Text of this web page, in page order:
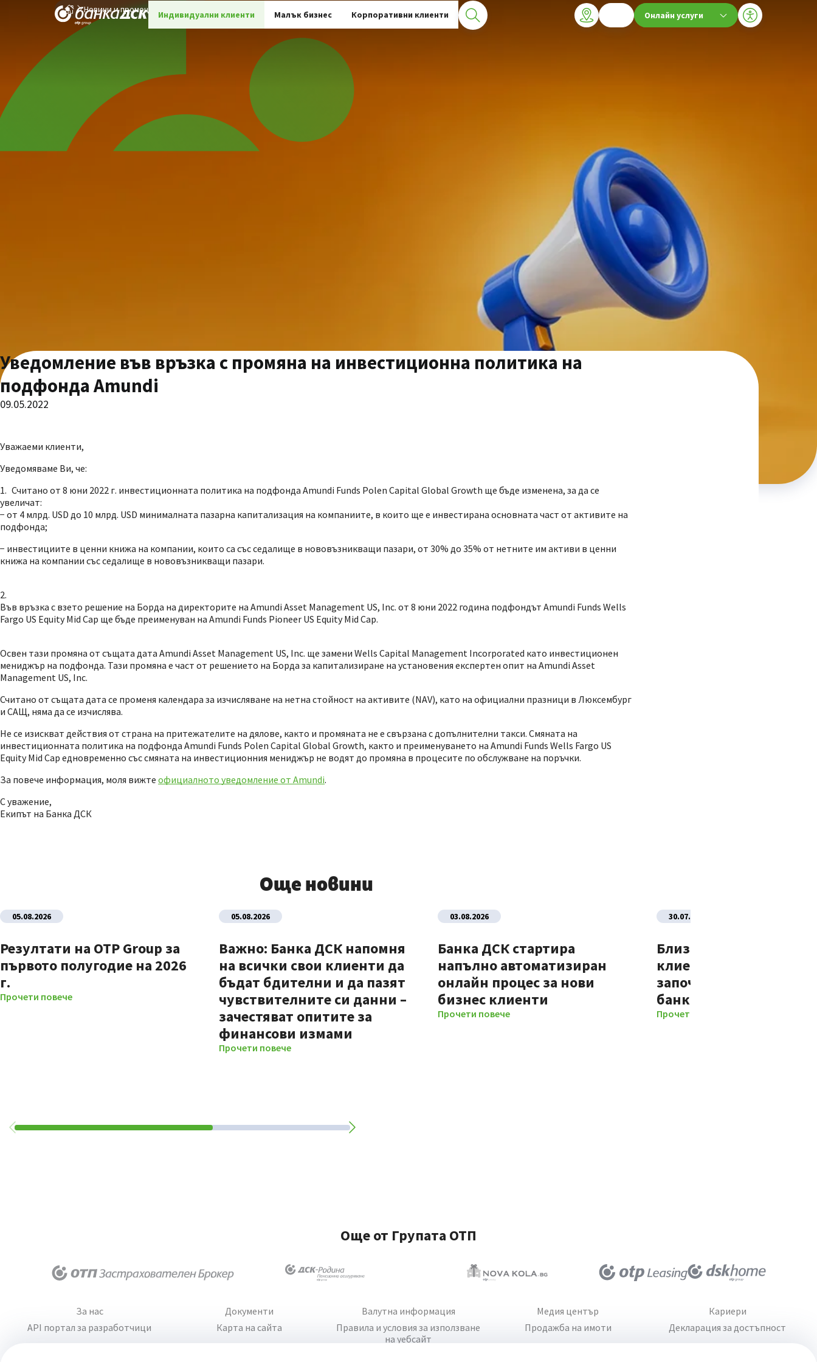
Индивидуални клиенти Малък бизнес Корпоративни клиенти Онлайн услуги
Новини и промоции
Уведомление във връзка с промяна на инвестиционна политика на
подфонда Amundi
09.05.2022
Уважаеми клиенти,
Уведомяваме Ви, че:
Считано от 8 юни 2022 г. инвестиционната политика на подфонда Amundi Funds Polen Capital Global Growth ще бъде изменена, за да се
увеличат:
− от 4 млрд. USD до 10 млрд. USD минималната пазарна капитализация на компаниите, в които ще е инвестирана основната част от активите на
подфонда;
− инвестициите в ценни книжа на компании, които са със седалище в нововъзникващи пазари, от 30% до 35% от нетните им активи в ценни
книжа на компании със седалище в нововъзникващи пазари.
Във връзка с взето решение на Борда на директорите на Amundi Asset Management US, Inc. от 8 юни 2022 година подфондът Amundi Funds Wells
Fargo US Equity Mid Cap ще бъде преименуван на Amundi Funds Pioneer US Equity Mid Cap.
Освен тази промяна от същата дата Amundi Asset Management US, Inc. ще замени Wells Capital Management Incorporated като инвестиционен
мениджър на подфонда. Тази промяна е част от решението на Борда за капитализиране на установения експертен опит на Amundi Asset
Management US, Inc.
Считано от същата дата се променя календара за изчисляване на нетна стойност на активите (NAV), като на официални празници в Люксембург
и САЩ, няма да се изчислява.
Не се изискват действия от страна на притежателите на дялове, както и промяната не е свързана с допълнителни такси. Смяната на
инвестиционната политика на подфонда Amundi Funds Polen Capital Global Growth, както и преименуването на Amundi Funds Wells Fargo US
Equity Mid Cap едновременно със смяната на инвестиционния мениджър не водят до промяна в процесите по обслужване на поръчки.
За повече информация, моля вижте официалното уведомление от Amundi.
С уважение,
Екипът на Банка ДСК
Още новини
05.08.2026
Резултати на OTP Group за
първото полугодие на 2026
г.
Прочети повече
05.08.2026
Важно: Банка ДСК напомня
на всички свои клиенти да
бъдат бдителни и да пазят
чувствителните си данни –
зачестяват опитите за
финансови измами
Прочети повече
03.08.2026
Банка ДСК стартира
напълно автоматизиран
онлайн процес за нови
бизнес клиенти
Прочети повече
30.07.2026
Близо 70% от новите
клиенти на Банка ДСК
започват отношенията
банката изцяло
Прочети повече
Още от Групата ОТП
За нас
API портал за разработчици
Документи
Карта на сайта
Валутна информация
Правила и условия за използване
на уебсайт
Медия център
Продажба на имоти
Кариери
Декларация за достъпност